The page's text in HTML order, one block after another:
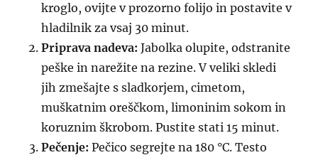
kroglo, ovijte v prozorno folijo in postavite v
hladilnik za vsaj 30 minut.
Priprava nadeva: Jabolka olupite, odstranite
peške in narežite na rezine. V veliki skledi
jih zmešajte s sladkorjem, cimetom,
muškatnim oreščkom, limoninim sokom in
koruznim škrobom. Pustite stati 15 minut.
Pečenje: Pečico segrejte na 180 °C. Testo